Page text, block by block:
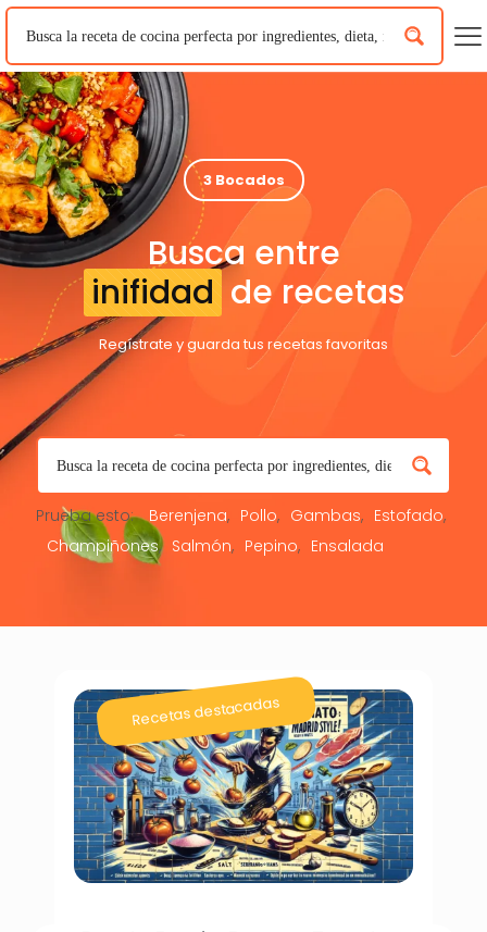
3 Bocados
Busca entre
inifidad de recetas
Regístrate y guarda tus recetas favoritas
Prueba esto: Berenjena Pollo Gambas
Estofado
Champiñones
Salmón Pepino Ensalada
Recetas destacadas